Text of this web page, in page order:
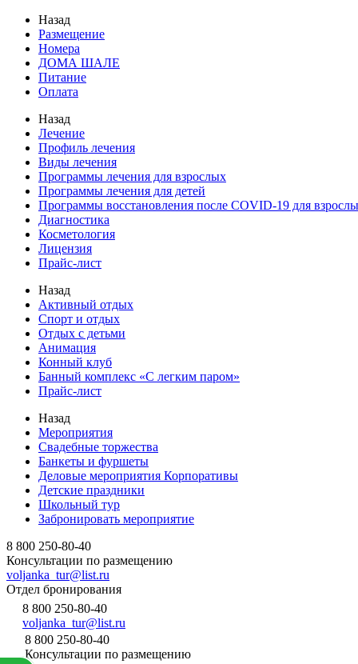
Назад
Размещение
Номера
ДОМА ШАЛЕ
Питание
Оплата
Назад
Лечение
Профиль лечения
Виды лечения
Программы лечения для взрослых
Программы лечения для детей
Программы восстановления после COVID-19 для
Диагностика
Косметология
Лицензия
Прайс-лист
Назад
Активный отдых
Спорт и отдых
Отдых с детьми
Анимация
Конный клуб
Банный комплекс «С легким паром»
Прайс-лист
Назад
Мероприятия
Свадебные торжества
Банкеты и фуршеты
Деловые мероприятия Корпоративы
Детские праздники
Школьный тур
Забронировать мероприятие
8 800 250-80-40
Консультации по размещению
voljanka_tur@list.ru
Отдел бронирования
8 800 250-80-40
voljanka_tur@list.ru
8 800 250-80-40
Консультации по размещению